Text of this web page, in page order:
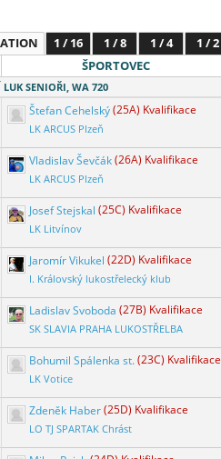
1 / 16 1 / 8 1 / 4 1 / 2
ŠPORTOVEC
LUK SENIOŘI, WA 720
Štefan Cehelský(25A) Kvalifikace
LK ARCUS Plzeň
Vladislav Ševčák(26A) Kvalifikace
LK ARCUS Plzeň
Josef Stejskal (25C) Kvalifikace
LK Litvínov
Jaromír Vikukel (22D) Kvalifikace
I. Královský lukostřelecký klub
Ladislav Svoboda (27B) Kvalifikace
SK SLAVIA PRAHA LUKOSTŘELBA
Bohumil Spálenka st.(23C) Kvalifikace
LK Votice
Zdeněk Haber(25D) Kvalifikace
LO TJ SPARTAK Chrást